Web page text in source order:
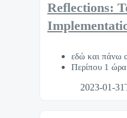
Reflections:
εδώ και πάνω
Περίπου 1 ώρα
2023-01-